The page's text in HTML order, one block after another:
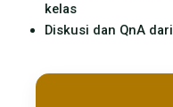
kelas
Diskusi dan QnA